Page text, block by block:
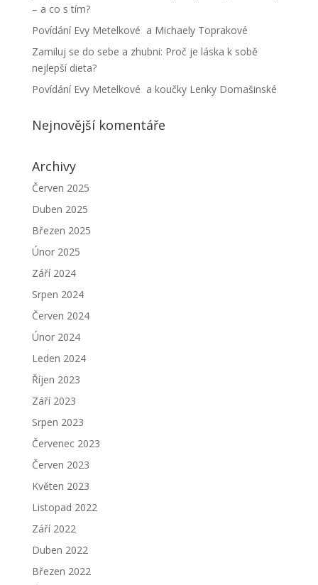
– a co s tím?
Povídání Evy Metelkové a Michaely Toprakové
Zamiluj se do sebe a zhubni: Proč je láska k sobě
nejlepší dieta?
Povídání Evy Metelkové a koučky Lenky Domašinské
Nejnovější komentáře
Archivy
Červen 2025
Duben 2025
Březen 2025
Únor 2025
Září 2024
Srpen 2024
Červen 2024
Únor 2024
Leden 2024
Říjen 2023
Září 2023
Srpen 2023
Červenec 2023
Červen 2023
Květen 2023
Listopad 2022
Září 2022
Duben 2022
Březen 2022